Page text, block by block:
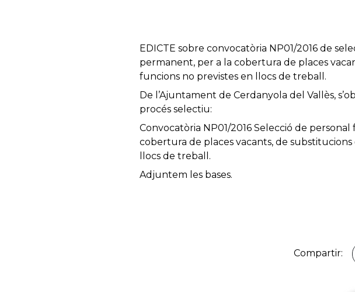
EDICTE sobre convocatòria NP01/2016 de
permanent, per a la cobertura de places
funcions no previstes en llocs de treball.
De l’Ajuntament de Cerdanyola del Vallès,
procés selectiu:
Convocatòria NP01/2016 Selecció de
cobertura de places vacants, de
llocs de treball.
Adjuntem les bases.
Compartir: